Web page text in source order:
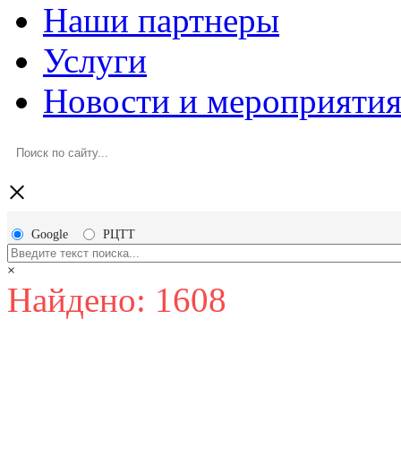
Наши партнеры
Услуги
Новости и мероприятия
×
Google РЦТТ
×
Найдено: 1608